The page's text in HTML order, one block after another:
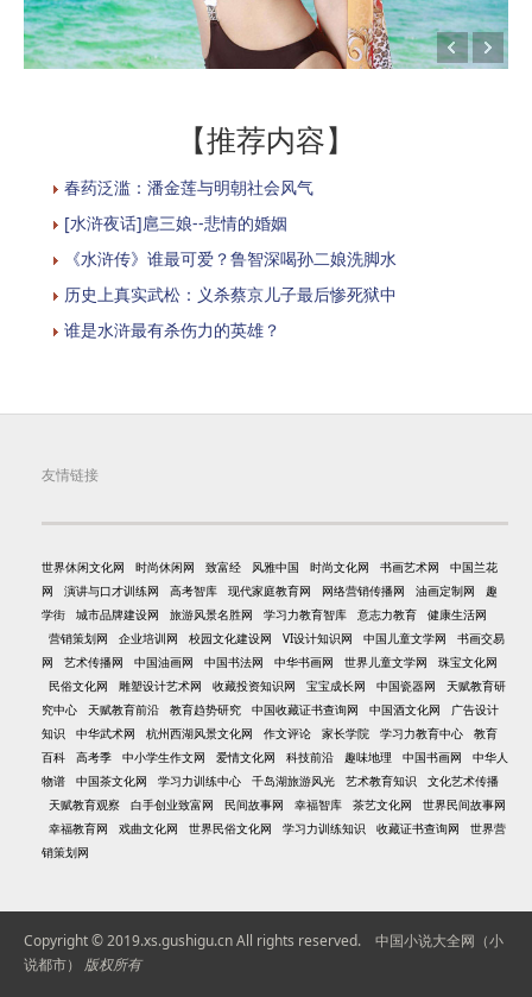
【推荐内容】
春药泛滥：潘金莲与明朝社会风气
[水浒夜话]扈三娘--悲情的婚姻
《水浒传》谁最可爱？鲁智深喝孙二娘洗脚水
历史上真实武松：义杀蔡京儿子最后惨死狱中
谁是水浒最有杀伤力的英雄？
友情链接
世界休闲文化网 时尚休闲网 致富经 风雅中国 时尚文化网 书画艺术网
中国兰花
网
演讲与口才训练网 高考智库 现代家庭教育网 网络营销传播网 油画定制网
趣
学街
城市品牌建设网 旅游风景名胜网 学习力教育智库 意志力教育
健康生活网
营销策划网
企业培训网 校园文化建设网 VI设计知识网 中国儿童文学网
书画交易
网
艺术传播网 中国油画网 中国书法网 中华书画网 世界儿童文学网
珠宝文化网
民俗文化网
雕塑设计艺术网 收藏投资知识网 宝宝成长网 中国瓷器网
天赋教育研
究中心
天赋教育前沿 教育趋势研究 中国收藏证书查询网 中国酒文化网
广告设计
知识
中华武术网 杭州西湖风景文化网 作文评论 家长学院 学习力教育中心
教育
百科
高考季 中小学生作文网 爱情文化网 科技前沿 趣味地理 中国书画网
中华人
物谱
中国茶文化网 学习力训练中心 千岛湖旅游风光 艺术教育知识
文化艺术传播
天赋教育观察
白手创业致富网 民间故事网 幸福智库 茶艺文化网
世界民间故事网
幸福教育网
戏曲文化网 世界民俗文化网 学习力训练知识 收藏证书查询网
世界营
销策划网
Copyright © 2019.xs.gushigu.cn All rights reserved. 中国小说大全网（小
说都市）
版权所有